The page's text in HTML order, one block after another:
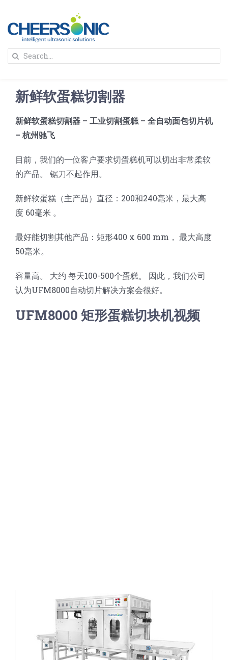
content
解决方案
蛋糕切割机
圆蛋糕切割机
蛋糕切块机
蛋糕切片机
三角蛋糕切割机
奶酪切片
圆形奶酪切片
块状奶酪切片
条状奶酪切片
三明治/披萨/寿司切割
披萨切割机
三明治切割机
面团
常温面团切割
糕点/糖果
超声波设备
公司新闻
关于我们
人才招聘
联系我们
Search
新鲜软蛋糕切割器
新鲜软蛋糕切割器 – 工业切割蛋糕 – 全自动面包切片机
– 杭州驰飞
目前，我们的一位客户要求切蛋糕机可以切出非常柔软
的产品。 锯刀不起作用。
新鲜软蛋糕（主产品）直径：200和240毫米，最大高
度 60毫米 。
最好能切割其他产品：矩形400 x 600 mm， 最大高度
50毫米。
容量高。 大约 每天100-500个蛋糕。 因此，我们公司
认为UFM8000自动切片解决方案会很好。
UFM8000 矩形蛋糕切块机视频